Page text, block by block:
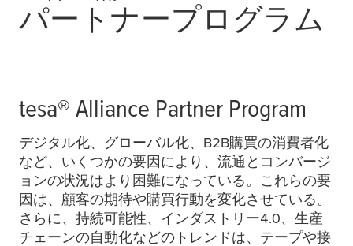
パートナープログラム
tesa® Alliance Partner Program
デジタル化、グローバル化、B2B購買の消費者化
など、いくつかの要因により、流通とコンバージ
ョンの状況はより困難になっている。これらの要
因は、顧客の期待や購買行動を変化させている。
さらに、持続可能性、インダストリー4.0、生産
チェーンの自動化などのトレンドは、テープや接